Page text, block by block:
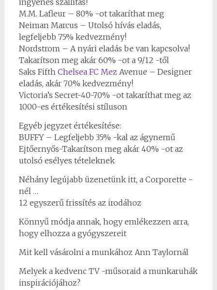
ingyenes szállítás!
M.M. Lafleur – 80% -ot takaríthat meg
Neiman Marcus – Utolsó hívás eladás,
legfeljebb 75% kedvezmény!
Nordstrom – A nyári eladás be van kapcsolva!
Takarítson meg akár 60% -ot a 9/12 -től
Saks Fifth Chelsea FC Mez Avenue – Designer
eladás, akár 70% kedvezmény!
Victoria’s Secret-40-70% -ot takaríthat meg az
1000-es értékesítési stíluson
Egyéb jegyzet értékesítése:
BUFFY – Legfeljebb 35% -kal az ágynemű
Ejtőernyős-Takarítson meg akár 40% -ot az
utolsó esélyes tételeknek
Néhány legújabb üzenetünk itt, a Corporette -
nél …
12 egyszerű frissítés az irodához
Könnyű módja annak, hogy emlékezzen arra,
hogy elhozza a gyógyszereit
Mit kell vásárolni a munkához Ann Taylornál
Melyek a kedvenc TV -műsoraid a munkaruhák
inspirációjához?